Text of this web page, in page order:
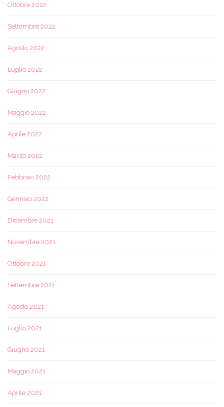
Ottobre 2022
Settembre 2022
Agosto 2022
Luglio 2022
Giugno 2022
Maggio 2022
Aprile 2022
Marzo 2022
Febbraio 2022
Gennaio 2022
Dicembre 2021
Novembre 2021
Ottobre 2021
Settembre 2021
Agosto 2021
Luglio 2021
Giugno 2021
Maggio 2021
Aprile 2021